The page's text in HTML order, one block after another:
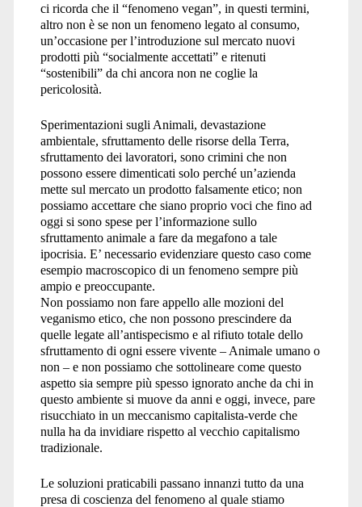
ci ricorda che il “fenomeno vegan”, in questi termini,
altro non è se non un fenomeno legato al consumo,
un’occasione per l’introduzione sul mercato nuovi
prodotti più “socialmente accettati” e ritenuti
“sostenibili” da chi ancora non ne coglie la
pericolosità.
Sperimentazioni sugli Animali, devastazione
ambientale, sfruttamento delle risorse della Terra,
sfruttamento dei lavoratori, sono crimini che non
possono essere dimenticati solo perché un’azienda
mette sul mercato un prodotto falsamente etico; non
possiamo accettare che siano proprio voci che fino ad
oggi si sono spese per l’informazione sullo
sfruttamento animale a fare da megafono a tale
ipocrisia. E’ necessario evidenziare questo caso come
esempio macroscopico di un fenomeno sempre più
ampio e preoccupante.
Non possiamo non fare appello alle mozioni del
veganismo etico, che non possono prescindere da
quelle legate all’antispecismo e al rifiuto totale dello
sfruttamento di ogni essere vivente – Animale umano o
non – e non possiamo che sottolineare come questo
aspetto sia sempre più spesso ignorato anche da chi in
questo ambiente si muove da anni e oggi, invece, pare
risucchiato in un meccanismo capitalista-verde che
nulla ha da invidiare rispetto al vecchio capitalismo
tradizionale.
Le soluzioni praticabili passano innanzi tutto da una
presa di coscienza del fenomeno al quale stiamo